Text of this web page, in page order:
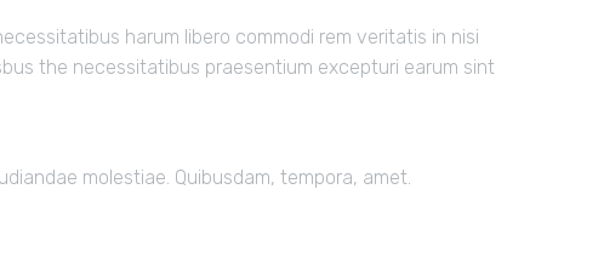
harum libero commodi rem veritatis in nisi
the necessitatibus praesentium excepturi earum sint
molestiae. Quibusdam, tempora, amet.